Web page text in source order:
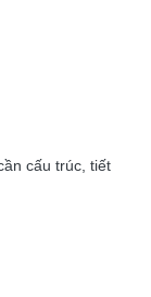
cấu trúc, tiết